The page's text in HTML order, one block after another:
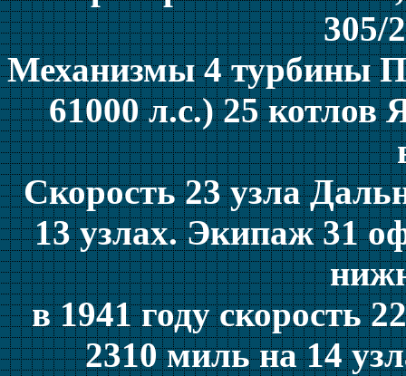
305/
Механизмы 4 турбины
61000 л.с.) 25 котлов
Скорость 23 узла
13 узлах. Экипаж 31
в 1941 году скорость
2310 миль на 14